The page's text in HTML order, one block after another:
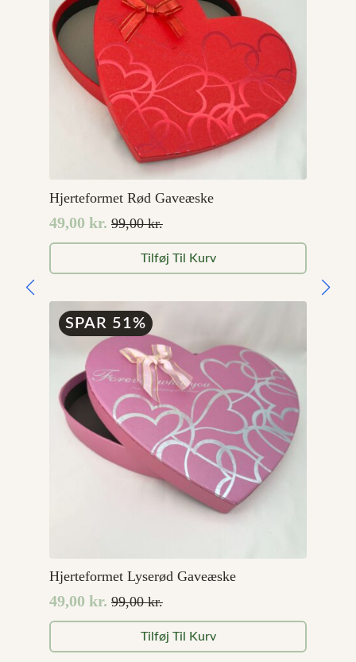
Hjerteformet Rød Gaveæske
99,00kr.
Den
oprindelige
pris
99,00 kr..
49,00 kr.
Den
aktuelle
pris
49,00 kr..
Tilføj Til Kurv
SPAR 51%
Hjerteformet Lyserød Gaveæske
99,00kr.
Den
oprindelige
pris
49,00 kr.
Den
aktuelle
pris
Tilføj Til Kurv